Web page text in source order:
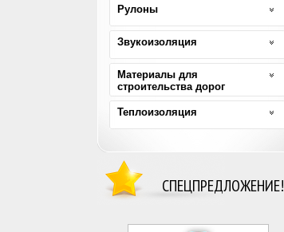
Рулоны
Звукоизоляция
Материалы для
строительства дорог
Теплоизоляция
СПЕЦПРЕДЛОЖЕНИЕ!